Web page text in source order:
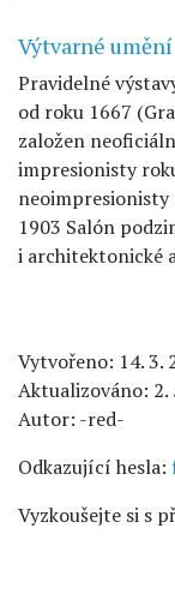
Výtvarné umění
Pravidelné
od roku 1667
založen
impresionisty
neoimpresionisty
1903 Salón
i architektonické
Vytvořeno: 14. 3.
Aktualizováno: 2.
Autor: -red-
Odkazující hesla:
Vyzkoušejte si s